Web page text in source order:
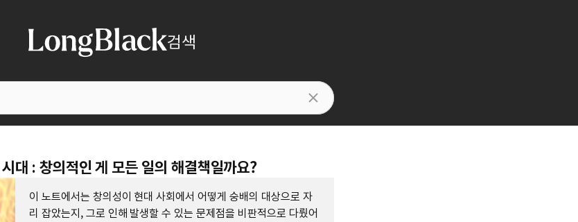
검색
대 : 창의적인 게 모든 일의 해결책일까요?
이 노트에서는 창의성이 현대 사회에서 어떻게 숭배의 대상으로 자
리 잡았는지, 그로 인해 발생할 수 있는 문제점을 비판적으로 다뤘어